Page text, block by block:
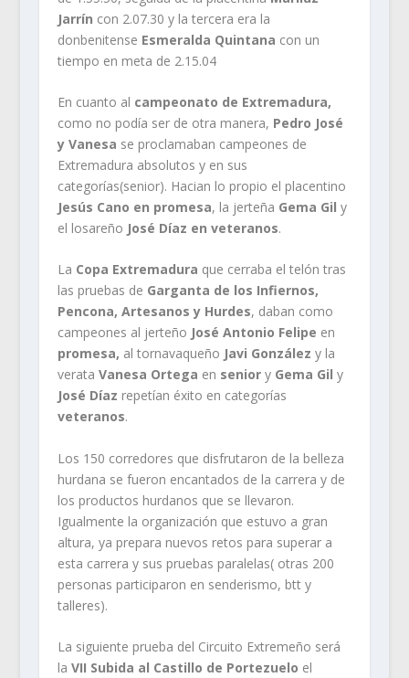
Jarrín con 2.07.30 y la tercera era la
donbenitense Esmeralda Quintana con un
tiempo en meta de 2.15.04
En cuanto al campeonato de Extremadura,
como no podía ser de otra manera, Pedro José
y Vanesa se proclamaban campeones de
Extremadura absolutos y en sus
categorías(senior). Hacian lo propio el placentino
Jesús Cano en promesa, la jerteña Gema Gil y
el losareño José Díaz en veteranos.
La Copa Extremadura que cerraba el telón tras
las pruebas de Garganta de los Infiernos,
Pencona, Artesanos y Hurdes, daban como
campeones al jerteño José Antonio Felipe en
promesa, al tornavaqueño Javi González y la
verata Vanesa Ortega en senioryGema Gil y
José Díaz repetían éxito en categorías
veteranos.
Los 150 corredores que disfrutaron de la belleza
hurdana se fueron encantados de la carrera y de
los productos hurdanos que se llevaron.
Igualmente la organización que estuvo a gran
altura, ya prepara nuevos retos para superar a
esta carrera y sus pruebas paralelas( otras 200
personas participaron en senderismo, btt y
talleres).
La siguiente prueba del Circuito Extremeño será
la VII Subida al Castillo de Portezuelo el